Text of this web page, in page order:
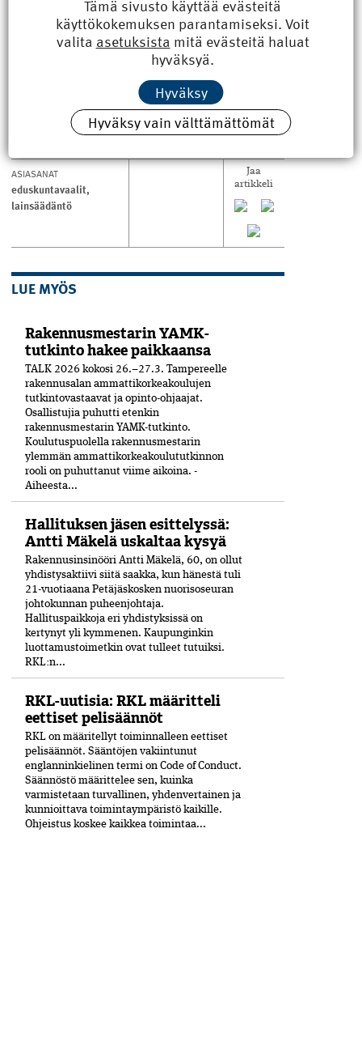
vähentämään yhteistyössä niin alan kuin
hallituksen toimenpiteillä.
Eri rakennusmateriaalien kehittämistä ja
käyttöä kohti vähähiilistä rakentamista on
tuettava julkisesti ja yksityisesti rahoitetuilla
ASIASANAT
eduskuntavaalit,
lainsäädäntö
Jaa
artikkeli
LUE MYÖS
Rakennusmestarin YAMK-
tutkinto hakee paikkaansa
TALK 2026 kokosi 26.–27.3. Tampereelle
rakennusalan ammattikorkeakoulujen
tutkintovastaavat ja opinto-ohjaajat.
Osallistujia puhutti etenkin
rakennusmestarin YAMK-tutkinto.
Koulutuspuolella rakennusmestarin
ylemmän ammattikorkeakoulututkinnon
rooli on puhuttanut viime ­aikoina. ­
Aiheesta...
Hallituksen jäsen esittelyssä:
Antti Mäkelä uskaltaa kysyä
Rakennusinsinööri Antti Mäkelä, 60, on ollut
yhdistysaktiivi siitä saakka, kun hänestä tuli
21-vuo­tiaana Petäjäskosken nuoriso­seuran
johtokunnan puheenjohtaja.
Hallituspaikkoja eri yhdistyksissä on
kertynyt yli kymmenen. Kaupunginkin
luottamustoimetkin ovat tulleet tutuiksi.
RKL:n...
RKL-uutisia: RKL määritteli
eettiset pelisäännöt
RKL on määritellyt toiminnalleen eettiset
peli­säännöt. Sääntöjen vakiintunut
englanninkielinen termi on Code of Conduct.
Säännöstö määrittelee sen, kuinka
varmistetaan turvallinen, yhdenvertainen ja
kun­nioittava toimintaympäristö kaikille.
Ohjeistus koskee kaikkea toimintaa...
Tämä sivusto käyttää evästeitä
käyttökokemuksen parantamiseksi. Voit
valita asetuksista mitä evästeitä haluat
hyväksyä.
Hyväksy
Hyväksy vain välttämättömät